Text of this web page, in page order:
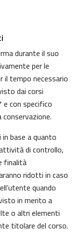
durante il suo
per le
il tempo necessario
dai corsi
con specifico
conservazione.
base a quanto
di controllo,
finalità
ridotti in caso
quando
in merito a
o altri elementi
titolare del corso.